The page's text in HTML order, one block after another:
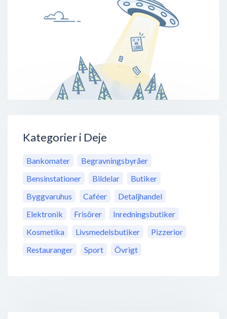
Kategorier i Deje
Bankomater
Begravningsbyråer
Bensinstationer
Bildelar
Butiker
Byggvaruhus
Caféer
Detaljhandel
Elektronik
Frisörer
Inredningsbutiker
Kosmetika
Livsmedelsbutiker
Pizzerior
Restauranger
Sport Övrigt